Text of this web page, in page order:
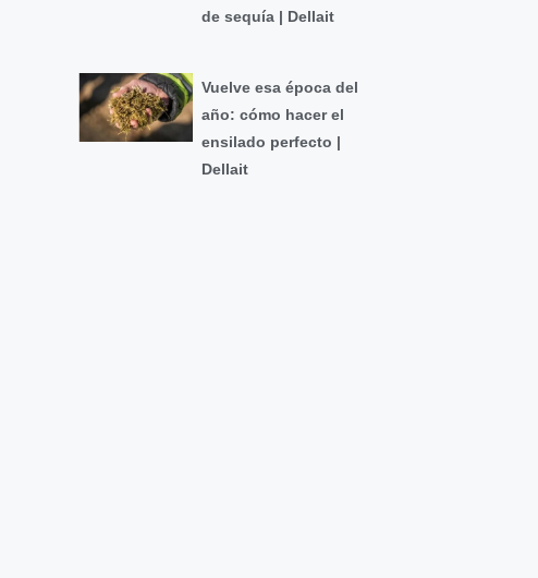
de sequía | Dellait
Vuelve esa época del
año: cómo hacer el
ensilado perfecto |
Dellait